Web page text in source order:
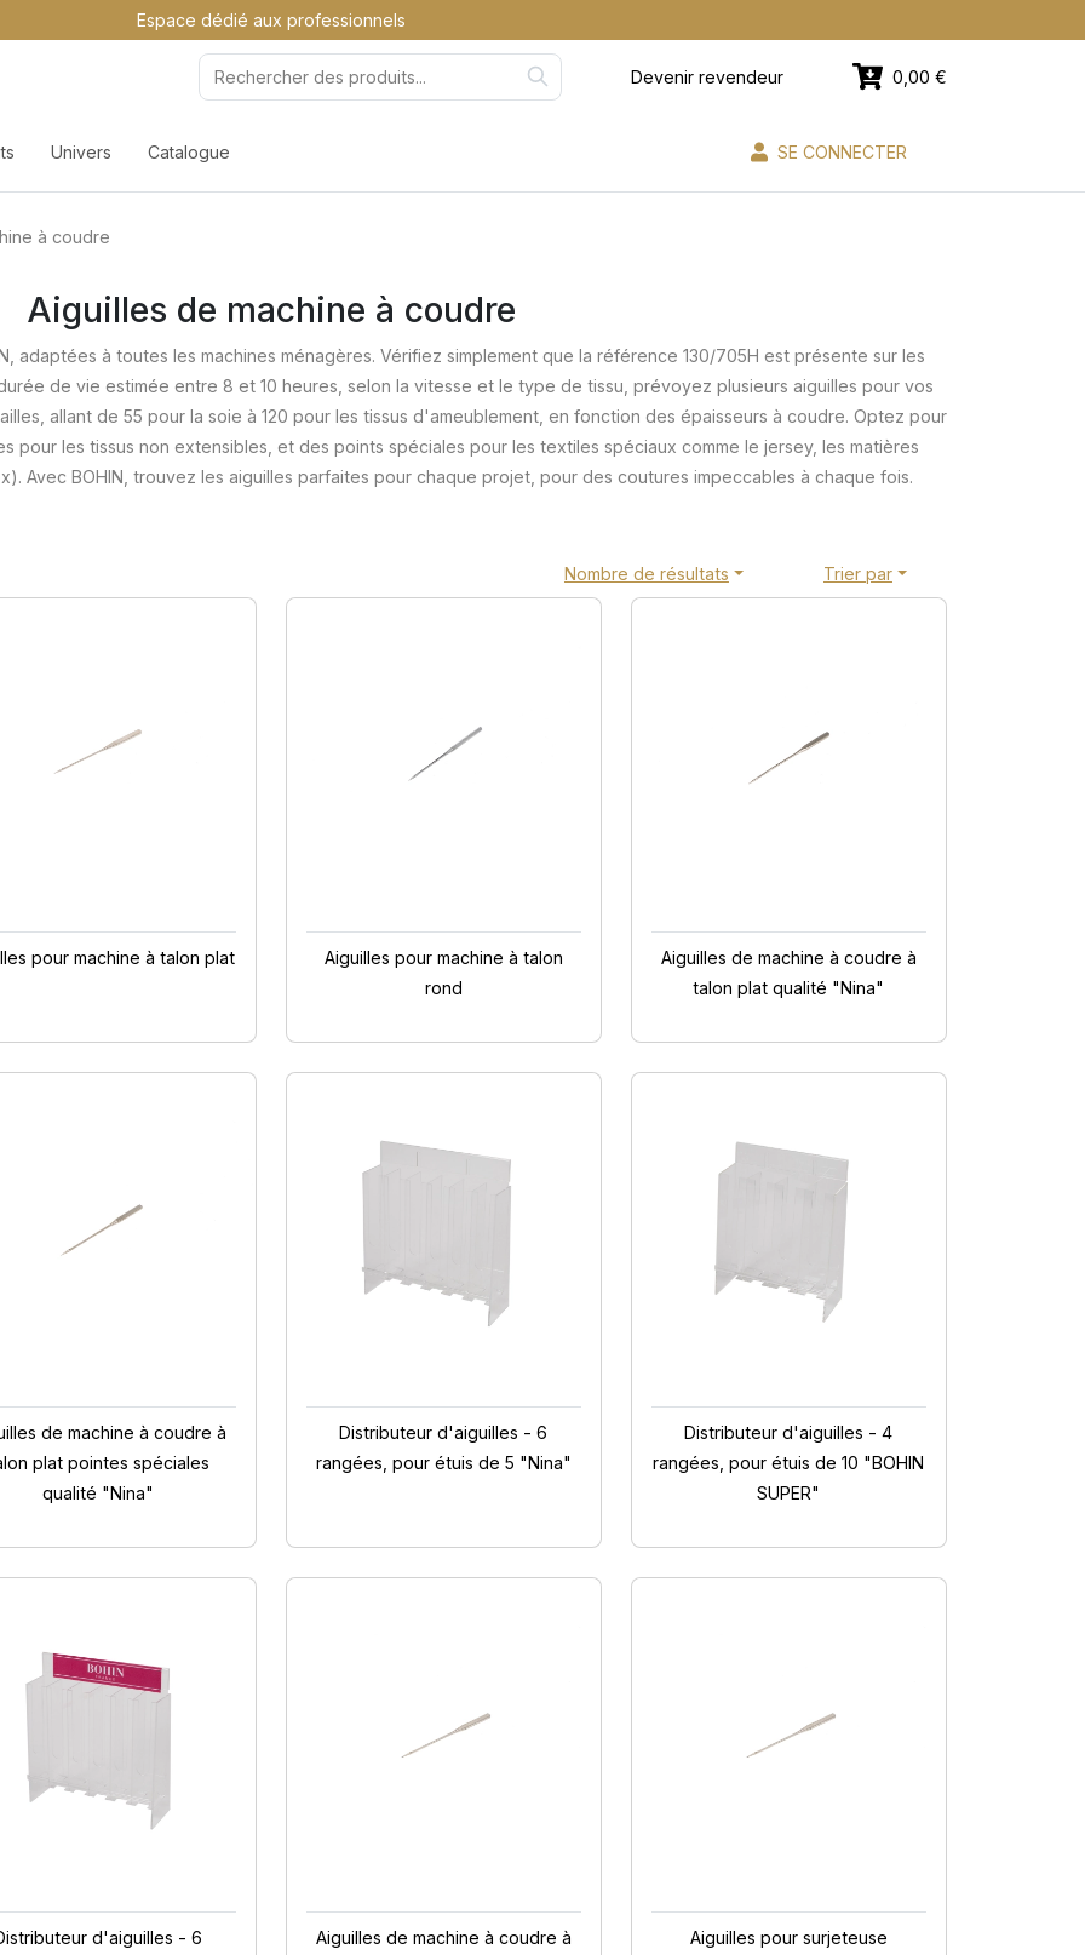
Espace dédié aux professionnels
Devenir revendeur 0,00 €
Univers Catalogue SE CONNECTER
à coudre
Aiguilles de machine à coudre
adaptées à toutes les machines ménagères. Vérifiez simplement que la référence 130/705H est présente sur les
de vie estimée entre 8 et 10 heures, selon la vitesse et le type de tissu, prévoyez plusieurs aiguilles pour vos
allant de 55 pour la soie à 120 pour les tissus d'ameublement, en fonction des épaisseurs à coudre. Optez pour
pour les tissus non extensibles, et des points spéciales pour les textiles spéciaux comme le jersey, les matières
Avec BOHIN, trouvez les aiguilles parfaites pour chaque projet, pour des coutures impeccables à chaque fois.
Trier par
Nombre de résultats
pour machine à talon plat
Aiguilles pour machine à talon
rond
Aiguilles de machine à coudre à
talon plat qualité "Nina"
de machine à coudre à
plat pointes spéciales
qualité "Nina"
Distributeur d'aiguilles - 6
rangées, pour étuis de 5 "Nina"
Distributeur d'aiguilles - 4
rangées, pour étuis de 10 "BOHIN
SUPER"
d'aiguilles - 6
Aiguilles de machine à coudre à
Aiguilles pour surjeteuse